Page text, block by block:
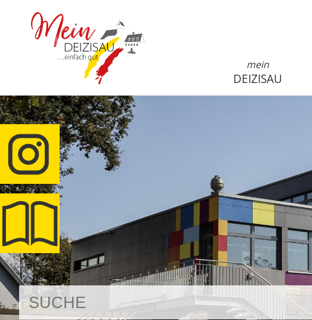
mein
DEIZISAU